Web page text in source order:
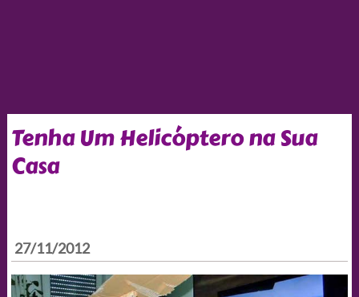
Tenha Um Helicóptero na Sua
Casa
27/11/2012